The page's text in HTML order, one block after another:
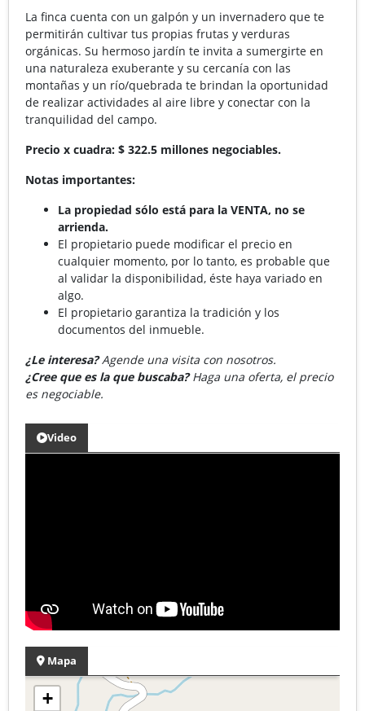
La finca cuenta con un galpón y un invernadero que te
permitirán cultivar tus propias frutas y verduras
orgánicas. Su hermoso jardín te invita a sumergirte en
una naturaleza exuberante y su cercanía con las
montañas y un río/quebrada te brindan la oportunidad
de realizar actividades al aire libre y conectar con la
tranquilidad del campo.
Precio x cuadra: $ 322.5 millones negociables.
Notas importantes:
La propiedad sólo está para la VENTA, no se
arrienda.
El propietario puede modificar el precio en
cualquier momento, por lo tanto, es probable que
al validar la disponibilidad, éste haya variado en
algo.
El propietario garantiza la tradición y los
documentos del inmueble.
¿Le interesa?Agende una visita con nosotros.
¿Cree que es la que buscaba?Haga una oferta, el precio
es negociable.
Video
Mapa
+